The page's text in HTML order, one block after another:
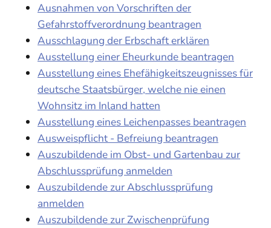
Ausnahmen von Vorschriften der
Gefahrstoffverordnung beantragen
Ausschlagung der Erbschaft erklären
Ausstellung einer Eheurkunde beantragen
Ausstellung eines Ehefähigkeitszeugnisses für
deutsche Staatsbürger, welche nie einen
Wohnsitz im Inland hatten
Ausstellung eines Leichenpasses beantragen
Ausweispflicht - Befreiung beantragen
Auszubildende im Obst- und Gartenbau zur
Abschlussprüfung anmelden
Auszubildende zur Abschlussprüfung
anmelden
Auszubildende zur Zwischenprüfung